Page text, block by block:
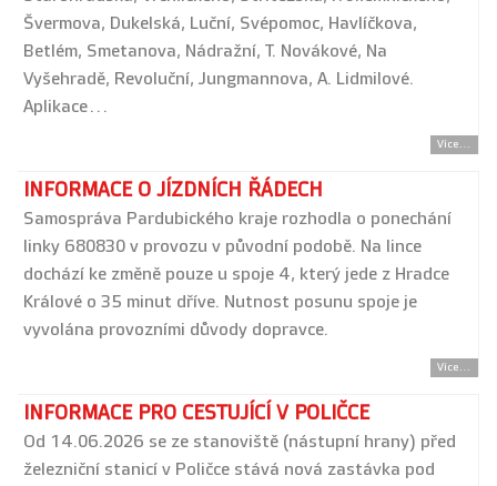
Švermova, Dukelská, Luční, Svépomoc, Havlíčkova,
Betlém, Smetanova, Nádražní, T. Novákové, Na
Vyšehradě, Revoluční, Jungmannova, A. Lidmilové.
Aplikace…
Více...
INFORMACE O JÍZDNÍCH ŘÁDECH
Samospráva Pardubického kraje rozhodla o ponechání
linky 680830 v provozu v původní podobě. Na lince
dochází ke změně pouze u spoje 4, který jede z Hradce
Králové o 35 minut dříve. Nutnost posunu spoje je
vyvolána provozními důvody dopravce.
Více...
INFORMACE PRO CESTUJÍCÍ V POLIČCE
Od 14.06.2026 se ze stanoviště (nástupní hrany) před
železniční stanicí v Poličce stává nová zastávka pod